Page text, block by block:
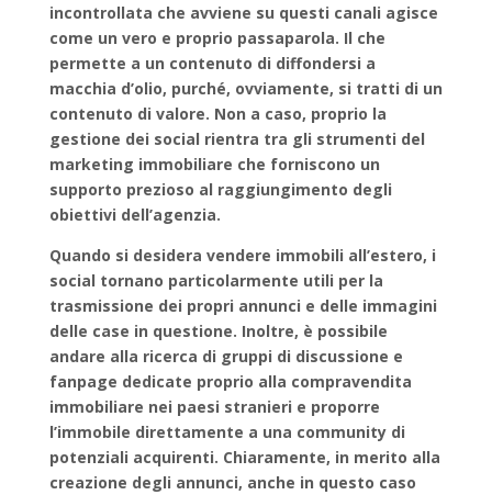
incontrollata che avviene su questi canali agisce
come un vero e proprio passaparola. Il che
permette a un contenuto di diffondersi a
macchia d’olio, purché, ovviamente, si tratti di un
contenuto di valore. Non a caso, proprio la
gestione dei social rientra tra gli strumenti del
marketing immobiliare che forniscono un
supporto prezioso al raggiungimento degli
obiettivi dell’agenzia.
Quando si desidera vendere immobili all’estero, i
social tornano particolarmente utili per la
trasmissione dei propri annunci e delle immagini
delle case in questione. Inoltre, è possibile
andare alla ricerca di gruppi di discussione e
fanpage dedicate proprio alla compravendita
immobiliare nei paesi stranieri e proporre
l’immobile direttamente a una community di
potenziali acquirenti. Chiaramente, in merito alla
creazione degli annunci, anche in questo caso